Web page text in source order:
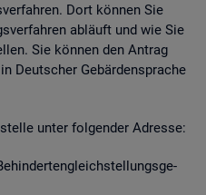
Dort kön­nen Sie
ab­läuft und wie Sie
Sie kön­nen den An­trag
Deut­scher Ge­bär­den­spra­che
unter fol­gen­der Adres­se: